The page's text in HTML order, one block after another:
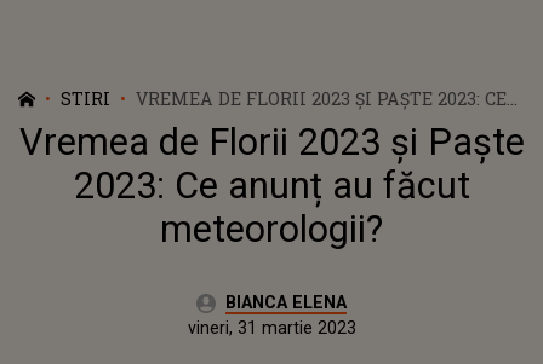
STIRI
VREMEA DE FLORII 2023 ȘI PAȘTE 2023: CE
ANUNȚ AU FĂCUT METEOROLOGII?
Vremea de Florii 2023 și Paște
2023: Ce anunț au făcut
meteorologii?
Autor:BIANCA ELENA
Publicat:
vineri, 31 martie 2023